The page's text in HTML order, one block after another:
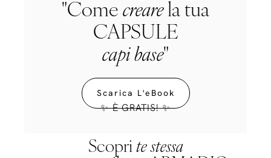
"Come crearela tua
CAPSULE
capi base"
Scarica L'eBook
✨ È GRATIS! ✨
Scoprite stessa